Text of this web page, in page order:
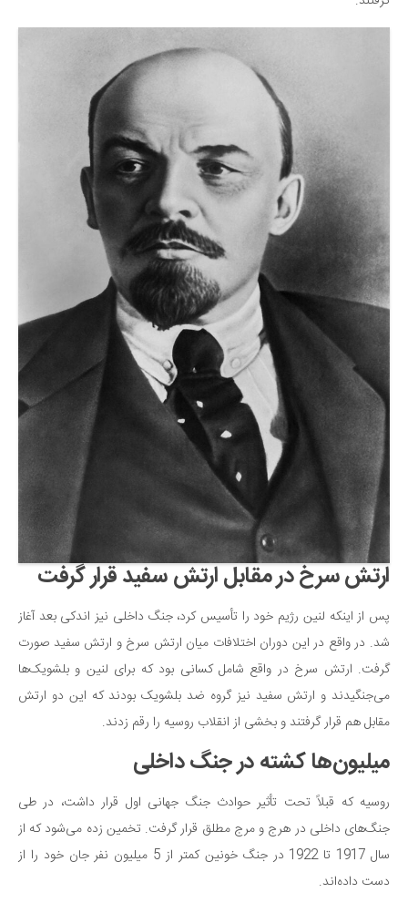
ارتش سرخ در مقابل ارتش سفید قرار گرفت
پس از اینکه لنین رژیم خود را تأسیس کرد، جنگ داخلی نیز اندکی بعد آغاز
شد. در واقع در این دوران اختلافات میان ارتش سرخ و ارتش سفید صورت
گرفت. ارتش سرخ در واقع شامل کسانی بود که برای لنین و بلشویک‌ها
می‌جنگیدند و ارتش سفید نیز گروه ضد بلشویک بودند که این دو ارتش
مقابل هم قرار گرفتند و بخشی از انقلاب روسیه را رقم زدند.
میلیون‌ها کشته در جنگ داخلی
روسیه که قبلاً تحت تأثیر حوادث جنگ جهانی اول قرار داشت، در طی
جنگ‌های داخلی در هرج و مرج مطلق قرار گرفت.‌ تخمین زده می‌شود که از
سال 1917 تا 1922 در جنگ خونین کمتر از 5 میلیون نفر جان خود را از
دست داده‌اند.